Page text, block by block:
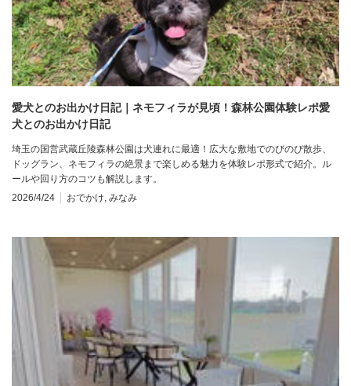
愛犬とのお出かけ日記｜ネモフィラが見頃！森林公園体験レポ愛
犬とのお出かけ日記
埼玉の国営武蔵丘陵森林公園は犬連れに最適！広大な敷地でのびのび散歩、
ドッグラン、ネモフィラの絶景まで楽しめる魅力を体験レポ形式で紹介。ル
ールや回り方のコツも解説します。
2026/4/24
おでかけ, みなみ